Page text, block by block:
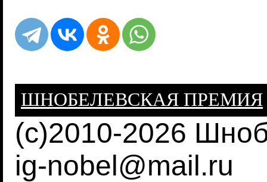
ШНОБЕЛЕВСКАЯ ПРЕМИЯ
(c)2010-2026
ig-nobel@mail.ru